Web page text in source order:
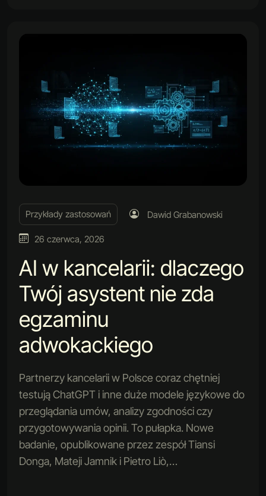
Przykłady zastosowań Dawid Grabanowski
26 czerwca, 2026
AI w kancelarii: dlaczego
Twój asystent nie zda
egzaminu
adwokackiego
Partnerzy kancelarii w Polsce coraz chętniej
testują ChatGPT i inne duże modele językowe do
przeglądania umów, analizy zgodności czy
przygotowywania opinii. To pułapka. Nowe
badanie, opublikowane przez zespół Tiansi
Donga, Mateji Jamnik i Pietro Liò,…